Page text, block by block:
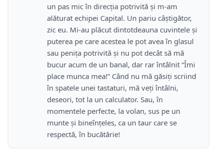
un pas mic în direcţia potrivită şi m-am
alăturat echipei Capital. Un pariu câştigător,
zic eu. Mi-au plăcut dintotdeauna cuvintele şi
puterea pe care acestea le pot avea în glasul
sau peniţa potrivită şi nu pot decât să mă
bucur acum de un banal, dar rar întâlnit “Îmi
place munca mea!” Când nu mă găsiţi scriind
în spatele unei tastaturi, mă veţi întâlni,
deseori, tot la un calculator. Sau, în
momentele perfecte, la volan, sus pe un
munte şi bineînţeles, ca un taur care se
respectă, în bucătărie!